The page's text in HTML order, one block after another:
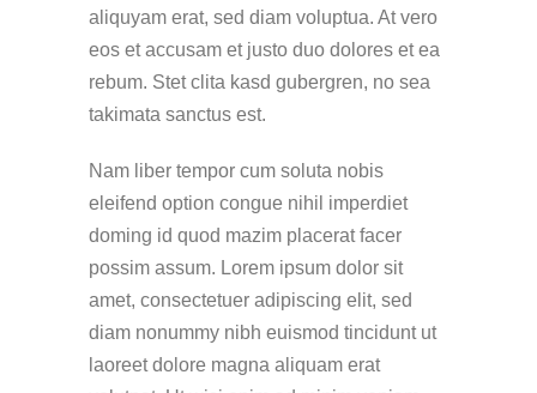
aliquyam erat, sed diam voluptua. At vero
eos et accusam et justo duo dolores et ea
rebum. Stet clita kasd gubergren, no sea
takimata sanctus est.
Nam liber tempor cum soluta nobis
eleifend option congue nihil imperdiet
doming id quod mazim placerat facer
possim assum. Lorem ipsum dolor sit
amet, consectetuer adipiscing elit, sed
diam nonummy nibh euismod tincidunt ut
laoreet dolore magna aliquam erat